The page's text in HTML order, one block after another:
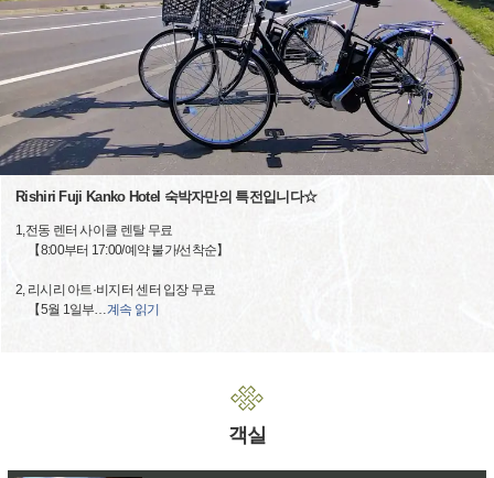
Rishiri Fuji Kanko Hotel 숙박자만의 특전입니다☆
1,전동 렌터 사이클 렌탈 무료
【8:00부터 17:00/예약 불가/선착순】
2, 리시리 아트·비지터 센터 입장 무료
【5월 1일부…계속 읽기
객실